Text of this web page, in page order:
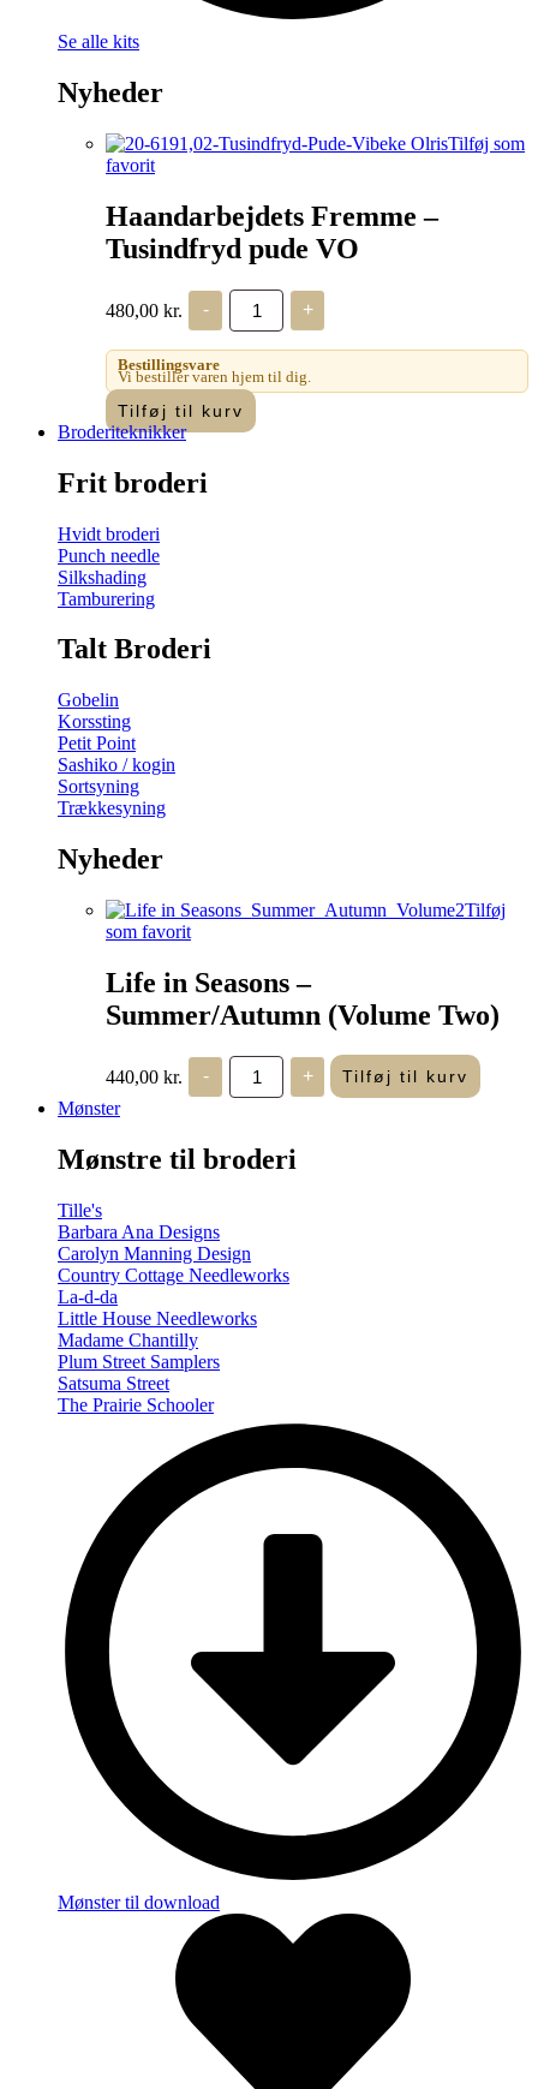
Se alle kits
Nyheder
Tilføj som
favorit
Haandarbejdets Fremme –
Tusindfryd pude VO
480,00 kr. -
Haandarbejdets
Fremme
-
Tusindfryd
pude
VO
antal
+
Bestillingsvare
Vi bestiller varen hjem til dig.
Tilføj til kurv
Broderiteknikker
Frit broderi
Hvidt broderi
Punch needle
Silkshading
Tamburering
Talt Broderi
Gobelin
Korssting
Petit Point
Sashiko / kogin
Sortsyning
Trækkesyning
Nyheder
Tilføj
som favorit
Life in Seasons –
Summer/Autumn (Volume Two)
440,00 kr. -
Life
Seasons
(Volume
+ Tilføj til kurv
Mønster
Mønstre til broderi
Tille's
Barbara Ana Designs
Carolyn Manning Design
Country Cottage Needleworks
La-d-da
Little House Needleworks
Madame Chantilly
Plum Street Samplers
Satsuma Street
The Prairie Schooler
Mønster til download